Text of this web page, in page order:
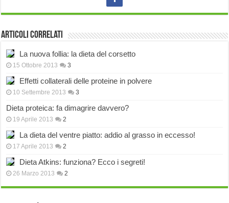
Articoli correlati
La nuova follia: la dieta del corsetto
15 Ottobre 2013 3
Effetti collaterali delle proteine in polvere
10 Settembre 2013 3
Dieta proteica: fa dimagrire davvero?
19 Aprile 2013 2
La dieta del ventre piatto: addio al grasso in eccesso!
17 Aprile 2013 2
Dieta Atkins: funziona? Ecco i segreti!
26 Marzo 2013 2